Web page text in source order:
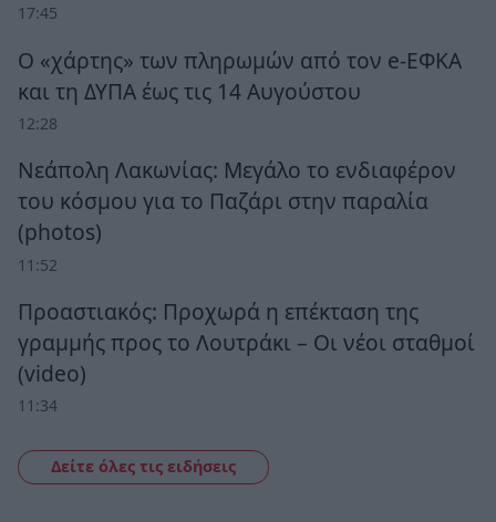
17:45
Ο «χάρτης» των πληρωμών από τον e-ΕΦΚΑ
και τη ΔΥΠΑ έως τις 14 Αυγούστου
12:28
Νεάπολη Λακωνίας: Μεγάλο το ενδιαφέρον
του κόσμου για το Παζάρι στην παραλία
(photos)
11:52
Προαστιακός: Προχωρά η επέκταση της
γραμμής προς το Λουτράκι – Οι νέοι σταθμοί
(video)
11:34
Δείτε όλες τις ειδήσεις